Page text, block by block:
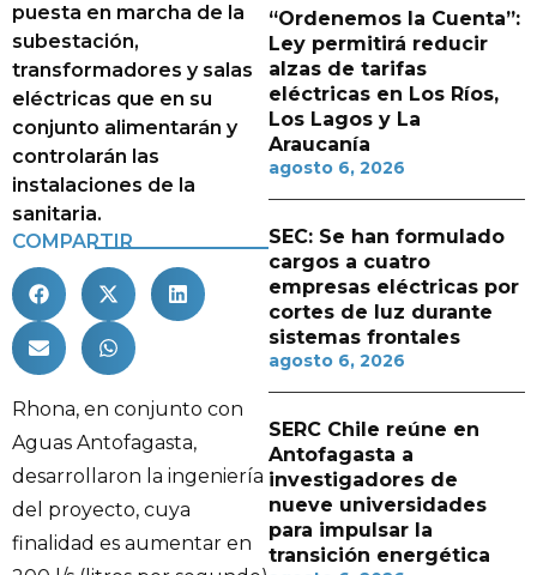
puesta en marcha de la
subestación,
transformadores y salas
eléctricas que en su
conjunto alimentarán y
controlarán las
instalaciones de la
sanitaria.
COMPARTIR
Rhona, en conjunto con
Aguas Antofagasta,
desarrollaron la ingeniería
del proyecto, cuya
finalidad es aumentar en
“Ordenemos la Cuenta”:
Ley permitirá reducir
alzas de tarifas
eléctricas en Los Ríos,
Los Lagos y La
Araucanía
agosto 6, 2026
SEC: Se han formulado
cargos a cuatro
empresas eléctricas por
cortes de luz durante
sistemas frontales
agosto 6, 2026
SERC Chile reúne en
Antofagasta a
investigadores de
nueve universidades
para impulsar la
transición energética